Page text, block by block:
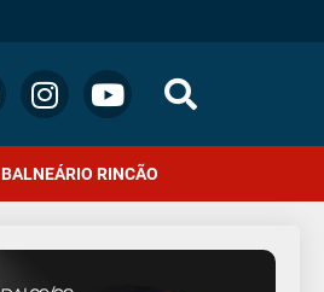
BALNEÁRIO RINCÃO